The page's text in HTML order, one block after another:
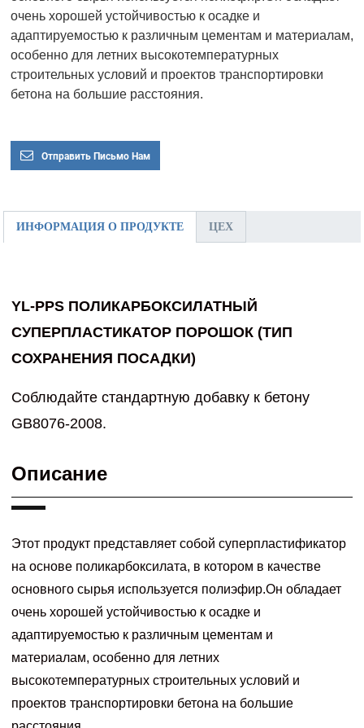
очень хорошей устойчивостью к осадке и
адаптируемостью к различным цементам и материалам,
особенно для летних высокотемпературных
строительных условий и проектов транспортировки
бетона на большие расстояния.
Отправить Письмо Нам
ИНФОРМАЦИЯ О ПРОДУКТЕ ЦЕХ
YL-PPS ПОЛИКАРБОКСИЛАТНЫЙ
СУПЕРПЛАСТИКАТОР ПОРОШОК (ТИП
СОХРАНЕНИЯ ПОСАДКИ)
Соблюдайте стандартную добавку к бетону
GB8076-2008.
Описание
Этот продукт представляет собой суперпластификатор
на основе поликарбоксилата, в котором в качестве
основного сырья используется полиэфир.Он обладает
очень хорошей устойчивостью к осадке и
адаптируемостью к различным цементам и
материалам, особенно для летних
высокотемпературных строительных условий и
проектов транспортировки бетона на большие